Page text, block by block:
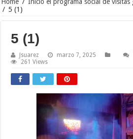
/ 5 (1)
5 (1)
Jsuarez marzo 7, 2025
261 Views